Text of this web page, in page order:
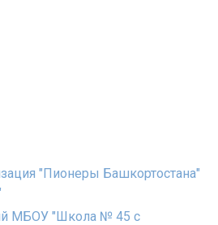
"Пионеры Башкортостана"
МБОУ "Школа № 45 с